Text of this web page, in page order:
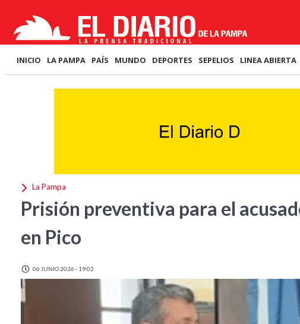
INICIO LA PAMPA PAÍS MUNDO DEPORTES SEPELIOS LINEA ABIERTA
La Pampa
Prisión preventiva para el
en Pico
06 JUNIO 2026 - 19:02